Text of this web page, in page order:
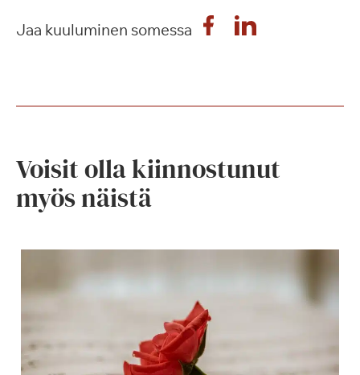
Jaa kuuluminen somessa
Voisit olla kiinnostunut
myös näistä